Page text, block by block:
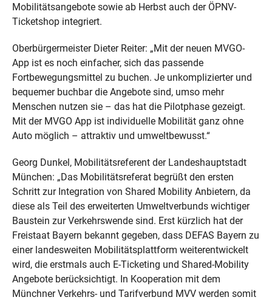
Mobilitätsangebote sowie ab Herbst auch der ÖPNV-
Ticketshop integriert.
Oberbürgermeister Dieter Reiter: „Mit der neuen MVGO-
App ist es noch einfacher, sich das passende
Fortbewegungsmittel zu buchen. Je unkomplizierter und
bequemer buchbar die Angebote sind, umso mehr
Menschen nutzen sie – das hat die Pilotphase gezeigt.
Mit der MVGO App ist individuelle Mobilität ganz ohne
Auto möglich – attraktiv und umweltbewusst.“
Georg Dunkel, Mobilitätsreferent der Landeshauptstadt
München: „Das Mobilitätsreferat begrüßt den ersten
Schritt zur Integration von Shared Mobility Anbietern, da
diese als Teil des erweiterten Umweltverbunds wichtiger
Baustein zur Verkehrswende sind. Erst kürzlich hat der
Freistaat Bayern bekannt gegeben, dass DEFAS Bayern zu
einer landesweiten Mobilitätsplattform weiterentwickelt
wird, die erstmals auch E‑Ticketing und Shared-Mobility
Angebote berücksichtigt. In Kooperation mit dem
Münchner Verkehrs- und Tarifverbund MVV werden somit